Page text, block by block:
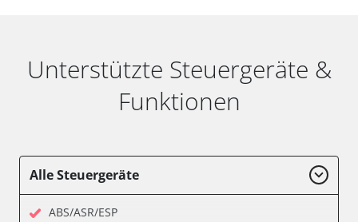
Unterstützte Steuergeräte &
Funktionen
Alle Steuergeräte
ABS/ASR/ESP